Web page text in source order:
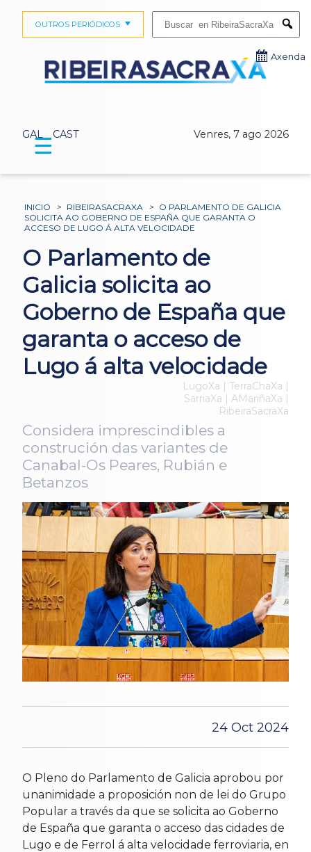
GAL CAST Venres, 7 ago 2026
OUTROS PERIÓDICOS
Axenda
☰
INICIO > RIBEIRASACRAXA > O PARLAMENTO DE GALICIA
SOLICITA AO GOBERNO DE ESPAÑA QUE GARANTA O
ACCESO DE LUGO Á ALTA VELOCIDADE
O Parlamento de
Galicia solicita ao
Goberno de España que
garanta o acceso de
Lugo á alta velocidade
LugoXa | TerraChaXa |
SarriaXa | AMariñaXa |
RibeiraSacraXa
Considera imprescindibles a
construción das variantes de
Canabal-Os Peares, Rubián e
Betanzos
24 Oct 2024
O Pleno do Parlamento de Galicia aprobou por
unanimidade a proposición non de lei do Grupo
Popular a través da que se solicita ao Goberno
de España que garanta o acceso das cidades de
Lugo e de Ferrol á alta velocidade ferroviaria, en